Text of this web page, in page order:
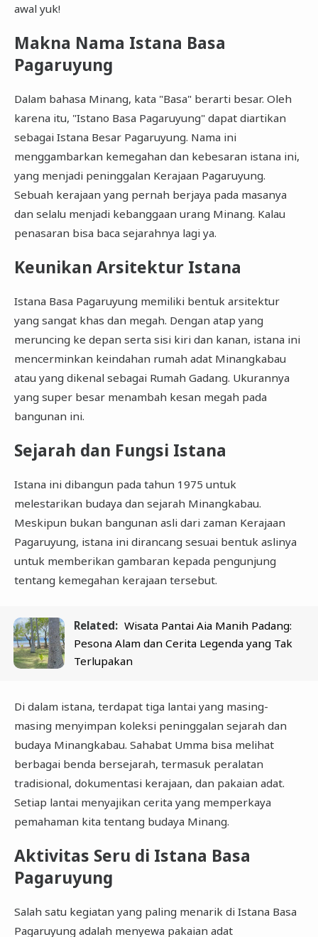
awal yuk!
Makna Nama Istana Basa
Pagaruyung
Dalam bahasa Minang, kata "Basa" berarti besar. Oleh
karena itu, "Istano Basa Pagaruyung" dapat diartikan
sebagai Istana Besar Pagaruyung. Nama ini
menggambarkan kemegahan dan kebesaran istana ini,
yang menjadi peninggalan Kerajaan Pagaruyung.
Sebuah kerajaan yang pernah berjaya pada masanya
dan selalu menjadi kebanggaan urang Minang. Kalau
penasaran bisa baca sejarahnya lagi ya.
Keunikan Arsitektur Istana
Istana Basa Pagaruyung memiliki bentuk arsitektur
yang sangat khas dan megah. Dengan atap yang
meruncing ke depan serta sisi kiri dan kanan, istana ini
mencerminkan keindahan rumah adat Minangkabau
atau yang dikenal sebagai Rumah Gadang. Ukurannya
yang super besar menambah kesan megah pada
bangunan ini.
Sejarah dan Fungsi Istana
Istana ini dibangun pada tahun 1975 untuk
melestarikan budaya dan sejarah Minangkabau.
Meskipun bukan bangunan asli dari zaman Kerajaan
Pagaruyung, istana ini dirancang sesuai bentuk aslinya
untuk memberikan gambaran kepada pengunjung
tentang kemegahan kerajaan tersebut.
Related: Wisata Pantai Aia Manih Padang:
Pesona Alam dan Cerita Legenda yang Tak
Terlupakan
Di dalam istana, terdapat tiga lantai yang masing-
masing menyimpan koleksi peninggalan sejarah dan
budaya Minangkabau. Sahabat Umma bisa melihat
berbagai benda bersejarah, termasuk peralatan
tradisional, dokumentasi kerajaan, dan pakaian adat.
Setiap lantai menyajikan cerita yang memperkaya
pemahaman kita tentang budaya Minang.
Aktivitas Seru di Istana Basa
Pagaruyung
Salah satu kegiatan yang paling menarik di Istana Basa
Pagaruyung adalah menyewa pakaian adat